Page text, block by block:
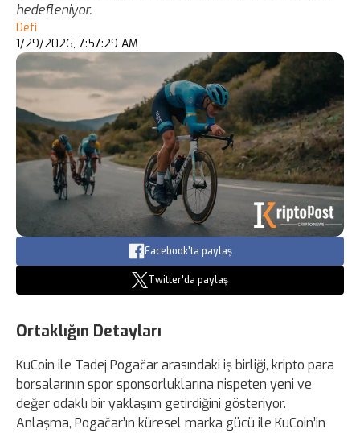
hedefleniyor.
Defi
1/29/2026, 7:57:29 AM
Facebook'ta paylaş
Twitter'da paylaş
Ortaklığın Detayları
KuCoin ile Tadej Pogačar arasındaki iş birliği, kripto para
borsalarının spor sponsorluklarına nispeten yeni ve
değer odaklı bir yaklaşım getirdiğini gösteriyor.
Anlaşma, Pogačar’ın küresel marka gücü ile KuCoin’in